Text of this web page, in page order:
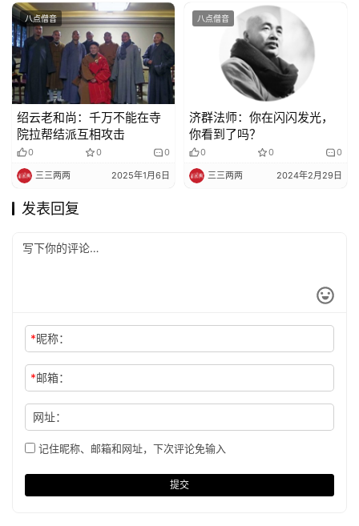
八点僧音
绍云老和尚：千万不能在寺
院拉帮结派互相攻击
0 0 0
三三两两 2025年1月6日
八点僧音
济群法师：你在闪闪发光，
你看到了吗？
0 0 0
三三两两 2024年2月29日
发表回复
*昵称：
*邮箱：
网址：
记住昵称、邮箱和网址，下次评论免输入
提交